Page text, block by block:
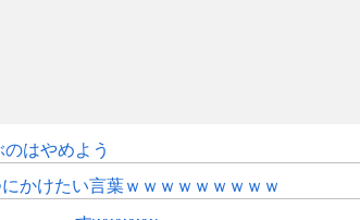
はやめよう
かけたい言葉ｗｗｗｗｗｗｗｗｗ